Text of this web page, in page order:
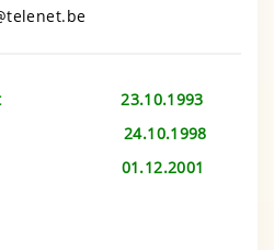
23.10.1993
24.10.1998
01.12.2001